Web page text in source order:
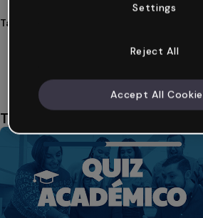
Tags
También te puede gustar
Settings
Reject All
Accept All